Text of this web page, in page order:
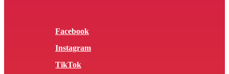
Facebook
Instagram
TikTok